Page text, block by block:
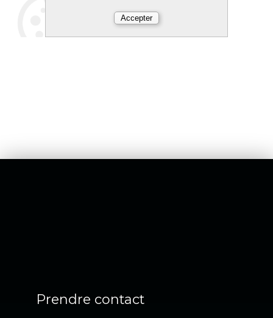
Prendre contact